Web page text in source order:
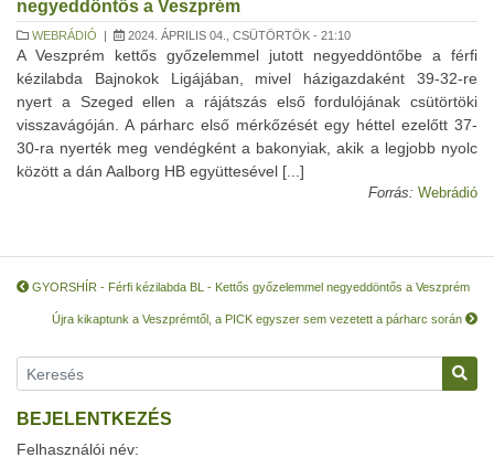
negyeddöntős a Veszprém
WEBRÁDIÓ | 2024. ÁPRILIS 04., CSÜTÖRTÖK - 21:10
A Veszprém kettős győzelemmel jutott negyeddöntőbe a férfi
kézilabda Bajnokok Ligájában, mivel házigazdaként 39-32-re
nyert a Szeged ellen a rájátszás első fordulójának csütörtöki
visszavágóján. A párharc első mérkőzését egy héttel ezelőtt 37-
30-ra nyerték meg vendégként a bakonyiak, akik a legjobb nyolc
között a dán Aalborg HB együttesével [...]
Forrás: Webrádió
GYORSHÍR - Férfi kézilabda BL - Kettős győzelemmel negyeddöntős a Veszprém
Újra kikaptunk a Veszprémtől, a PICK egyszer sem vezetett a párharc során
BEJELENTKEZÉS
Felhasználói név: